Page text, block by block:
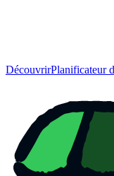
DécouvrirPlanificateur